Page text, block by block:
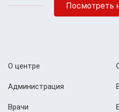
Посмотреть
О центре
Администрация
Врачи